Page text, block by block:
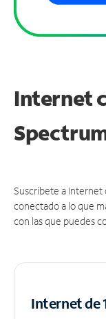
Internet
Suscríbete a
conectado a lo que
con las que puedes
Internet de